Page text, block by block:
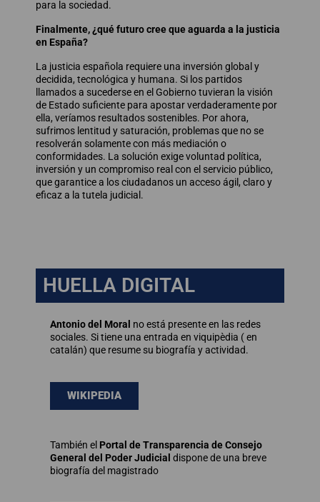
para la sociedad.
Finalmente, ¿qué futuro cree que aguarda a la justicia
en España?
La justicia española requiere una inversión global y
decidida, tecnológica y humana. Si los partidos
llamados a sucederse en el Gobierno tuvieran la visión
de Estado suficiente para apostar verdaderamente por
ella, veríamos resultados sostenibles. Por ahora,
sufrimos lentitud y saturación, problemas que no se
resolverán solamente con más mediación o
conformidades. La solución exige voluntad política,
inversión y un compromiso real con el servicio público,
que garantice a los ciudadanos un acceso ágil, claro y
eficaz a la tutela judicial.
HUELLA DIGITAL
Antonio del Moral no está presente en las redes
sociales. Si tiene una entrada en viquipèdia ( en
catalán) que resume su biografía y actividad.
WIKIPEDIA
También el Portal de Transparencia de Consejo
General del Poder Judicial dispone de una breve
biografía del magistrado